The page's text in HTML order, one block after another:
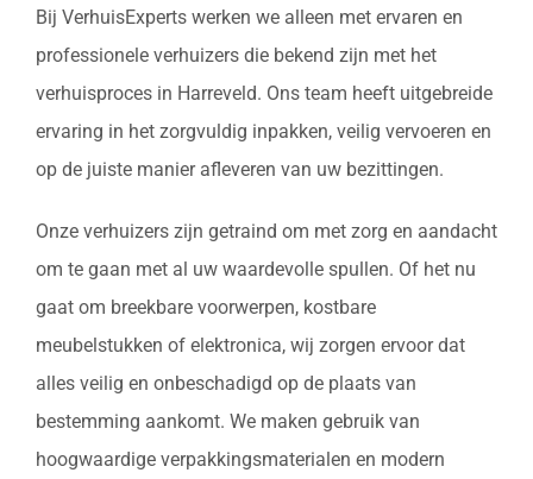
Bij VerhuisExperts werken we alleen met ervaren en
professionele verhuizers die bekend zijn met het
verhuisproces in Harreveld. Ons team heeft uitgebreide
ervaring in het zorgvuldig inpakken, veilig vervoeren en
op de juiste manier afleveren van uw bezittingen.
Onze verhuizers zijn getraind om met zorg en aandacht
om te gaan met al uw waardevolle spullen. Of het nu
gaat om breekbare voorwerpen, kostbare
meubelstukken of elektronica, wij zorgen ervoor dat
alles veilig en onbeschadigd op de plaats van
bestemming aankomt. We maken gebruik van
hoogwaardige verpakkingsmaterialen en modern